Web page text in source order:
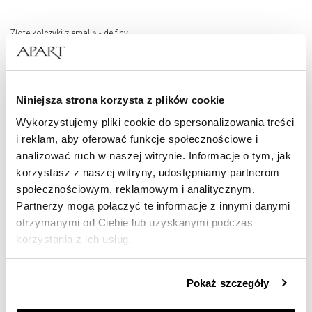
Niniejsza strona korzysta z plików cookie
Wykorzystujemy pliki cookie do spersonalizowania treści
i reklam, aby oferować funkcje społecznościowe i
analizować ruch w naszej witrynie. Informacje o tym, jak
korzystasz z naszej witryny, udostępniamy partnerom
społecznościowym, reklamowym i analitycznym.
Partnerzy mogą połączyć te informacje z innymi danymi
otrzymanymi od Ciebie lub uzyskanymi podczas
korzystania z ich usług.
przez nas plików cookie znajdziesz wPolityce
prywatności.
Pokaż szczegóły
Złote kolczyki z emalią - delfiny
699 zł